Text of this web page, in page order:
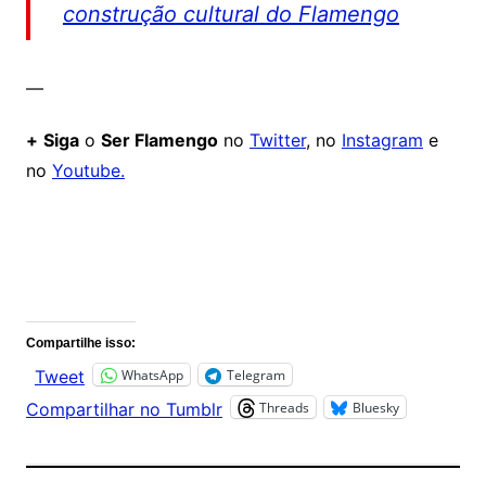
construção cultural do Flamengo
—
+ Sigao Ser Flamengono Twitter, no Instagram e
no Youtube.
Compartilhe isso:
Tweet WhatsApp Telegram
Compartilhar no Tumblr Threads Bluesky